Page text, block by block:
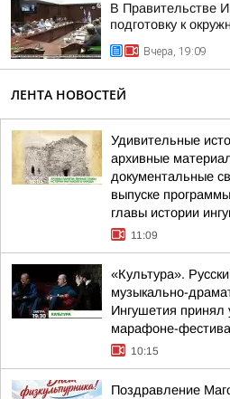
В Правительстве
подготовку к
Вчера, 19:09
ЛЕНТА НОВОСТЕЙ
Удивительные
архивные
документальные
выпуске
главы истории
11:09
«Культура».
музыкально-
Ингушетия принял
марафоне-
10:15
Поздравление